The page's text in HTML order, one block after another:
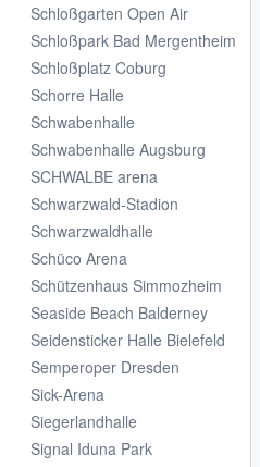
Schloßgarten Open Air
Schloßpark Bad Mergentheim
Schloßplatz Coburg
Schorre Halle
Schwabenhalle
Schwabenhalle Augsburg
SCHWALBE arena
Schwarzwald-Stadion
Schwarzwaldhalle
Schüco Arena
Schützenhaus Simmozheim
Seaside Beach Balderney
Seidensticker Halle Bielefeld
Semperoper Dresden
Sick-Arena
Siegerlandhalle
Signal Iduna Park